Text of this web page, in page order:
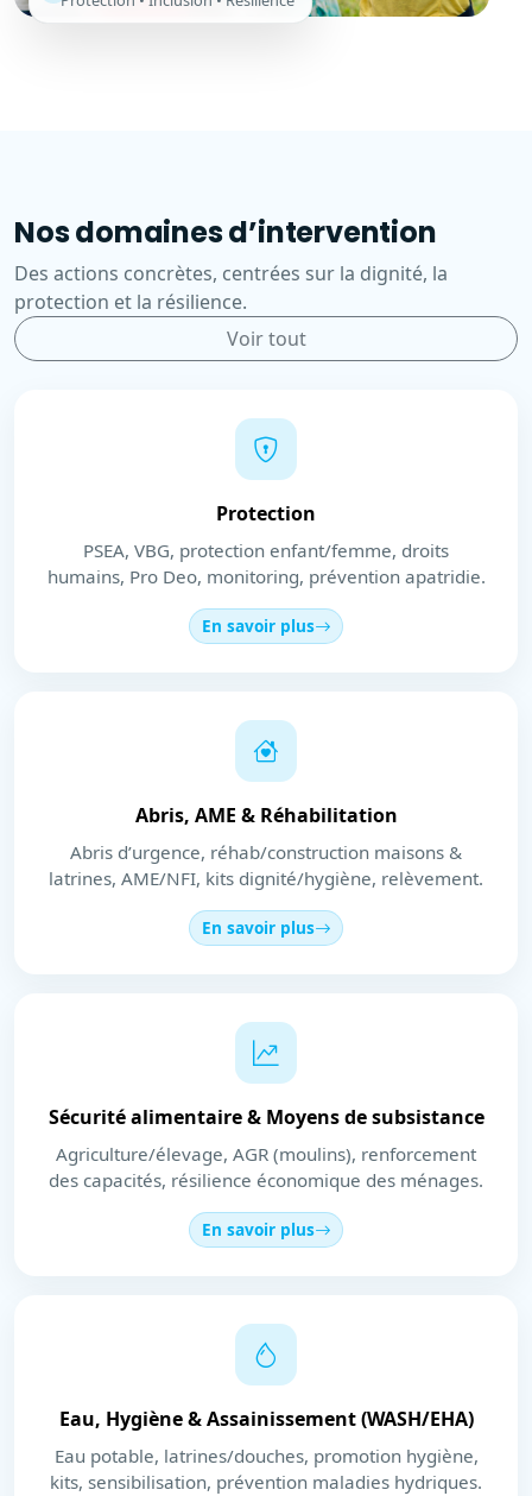
Nos domaines d’intervention
Des actions concrètes, centrées sur la dignité, la
protection et la résilience.
Voir tout
Protection
PSEA, VBG, protection enfant/femme, droits
humains, Pro Deo, monitoring, prévention apatridie.
En savoir plus
Abris, AME & Réhabilitation
Abris d’urgence, réhab/construction maisons &
latrines, AME/NFI, kits dignité/hygiène, relèvement.
En savoir plus
Sécurité alimentaire & Moyens de subsistance
Agriculture/élevage, AGR (moulins), renforcement
des capacités, résilience économique des ménages.
En savoir plus
Eau, Hygiène & Assainissement (WASH/EHA)
Eau potable, latrines/douches, promotion hygiène,
kits, sensibilisation, prévention maladies hydriques.